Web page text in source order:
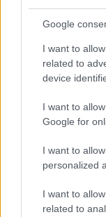
Google
I want to
related to
device
I want to
Google for
I want to
personalized
I want to
related to
Petróleo Brent cai
Rafael Oliveira · 6 ago